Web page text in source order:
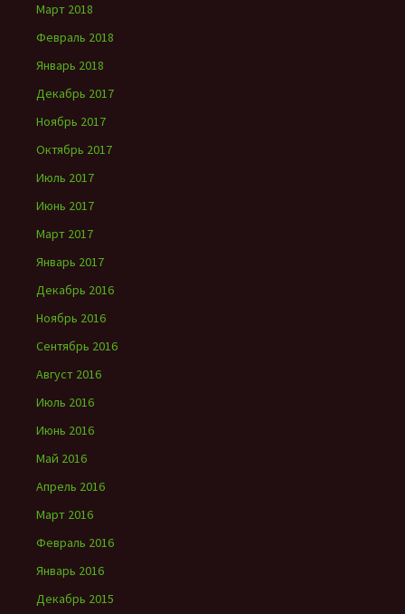
Март 2018
Февраль 2018
Январь 2018
Декабрь 2017
Ноябрь 2017
Октябрь 2017
Июль 2017
Июнь 2017
Март 2017
Январь 2017
Декабрь 2016
Ноябрь 2016
Сентябрь 2016
Август 2016
Июль 2016
Июнь 2016
Май 2016
Апрель 2016
Март 2016
Февраль 2016
Январь 2016
Декабрь 2015